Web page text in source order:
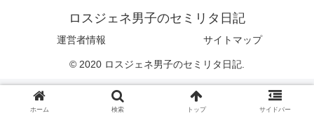
ロスジェネ男子のセミリタ日記
運営者情報 サイトマップ
© 2020 ロスジェネ男子のセミリタ日記.
ホーム 検索 トップ サイドバー